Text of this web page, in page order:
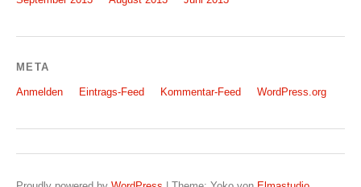
META
Anmelden Eintrags-Feed Kommentar-Feed WordPress.org